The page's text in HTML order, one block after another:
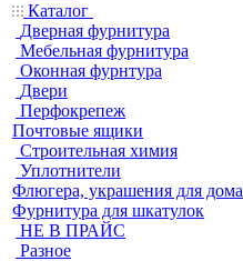
Каталог
Дверная фурнитура
Мебельная фурнитура
Оконная фурнтура
Двери
Перфокрепеж
Почтовые ящики
Строительная химия
Уплотнители
Флюгера, украшения для дома
Фурнитура для шкатулок
НЕ В ПРАЙС
Разное